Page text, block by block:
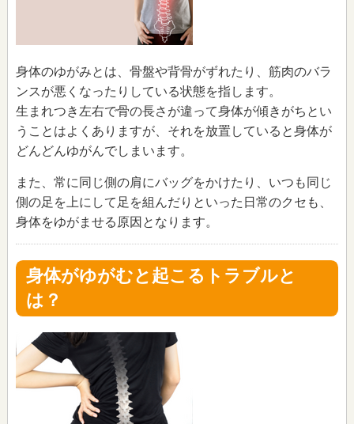
身体のゆがみとは、骨盤や背骨がずれたり、筋肉のバラ
ンスが悪くなったりしている状態を指します。
生まれつき左右で骨の長さが違って身体が傾きがちとい
うことはよくありますが、それを放置していると身体が
どんどんゆがんでしまいます。
また、常に同じ側の肩にバッグをかけたり、いつも同じ
側の足を上にして足を組んだりといった日常のクセも、
身体をゆがませる原因となります。
身体がゆがむと起こるトラブルと
は？